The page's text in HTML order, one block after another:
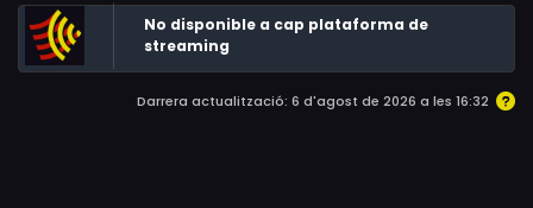
vida amb la seva família en aquesta ciutat surrealista,
de carrers buits, esfondrats i polsegosos.
No disponible a cap plataforma de
streaming
Darrera actualització: 6 d'agost de 2026 a les 16:32